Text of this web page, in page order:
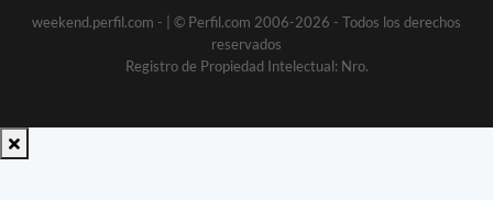
weekend.perfil.com -
| © Perfil.com 2006-2026 - Todos los derechos
reservados
Registro de Propiedad Intelectual: Nro.